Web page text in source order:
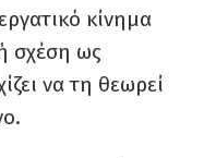
κίνημα
σχέση ως
να τη θεωρεί